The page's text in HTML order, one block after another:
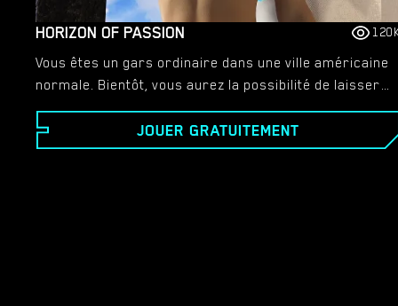
HORIZON OF PASSION
Vous êtes un gars ordinaire dans une ville américaine
normale. Bientôt, vous aurez la possibilité de laisser
votre famille sur place. Votre mère et votre sœur ont
décidé de changer la situation et de déménager dans
un nouvel endroit. Il s’avère que vous allez
JOUER GRATUITEMENT